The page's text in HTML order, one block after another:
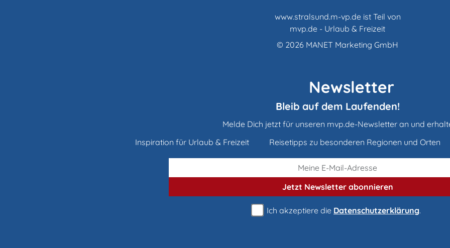
www.stralsund.m-vp.de ist Teil von
mvp.de - Urlaub & Freizeit
© 2026 MANET Marketing GmbH
Newsletter
Bleib auf dem Laufenden!
Melde Dich jetzt für unseren mvp.de-Newsletter an und
Inspiration für Urlaub & Freizeit
Reisetipps zu besonderen Regionen und Orten
Jetzt Newsletterabonnieren
Ich akzeptiere die Datenschutzerklärung.